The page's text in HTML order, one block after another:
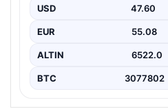
USD 47.60
EUR 55.08
ALTIN 6522.0
BTC 3077802